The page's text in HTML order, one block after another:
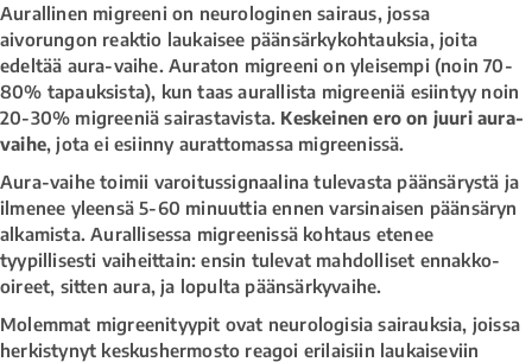
Aurallinen migreeni on neurologinen sairaus, jossa
aivorungon reaktio laukaisee päänsärkykohtauksia, joita
edeltää aura-vaihe. Auraton migreeni on yleisempi (noin 70-
80% tapauksista), kun taas aurallista migreeniä esiintyy noin
20-30% migreeniä sairastavista. Keskeinen ero on juuri aura-
vaihe, jota ei esiinny aurattomassa migreenissä.
Aura-vaihe toimii varoitussignaalina tulevasta päänsärystä ja
ilmenee yleensä 5-60 minuuttia ennen varsinaisen päänsäryn
alkamista. Aurallisessa migreenissä kohtaus etenee
tyypillisesti vaiheittain: ensin tulevat mahdolliset ennakko-
oireet, sitten aura, ja lopulta päänsärkyvaihe.
Molemmat migreenityypit ovat neurologisia sairauksia, joissa
herkistynyt keskushermosto reagoi erilaisiin laukaiseviin